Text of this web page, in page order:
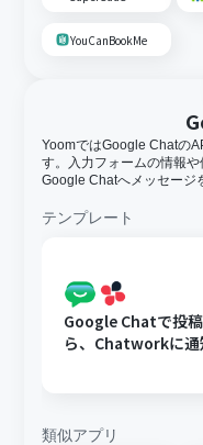
YouCanBookMe
YoomではGoogle Chatの
す。入力フォームの情報
Google Chatへメッセージ
テンプレート
Google Chatで投
ら、Chatworkに通
類似アプリ